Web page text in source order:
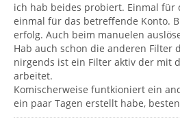
ich hab beides probiert. Einmal für
einmal für das betreffende Konto.
erfolg. Auch beim manuelen
Hab auch schon die anderen Filter
nirgends ist ein Filter aktiv der mit
arbeitet.
Komischerweise funtkioniert ein
ein paar Tagen erstellt habe,